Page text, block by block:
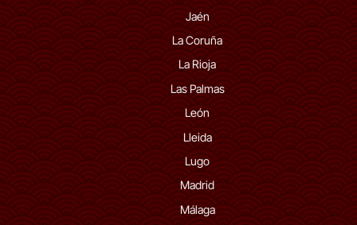
Jaén
La Coruña
La Rioja
Las Palmas
León
Lleida
Lugo
Madrid
Málaga